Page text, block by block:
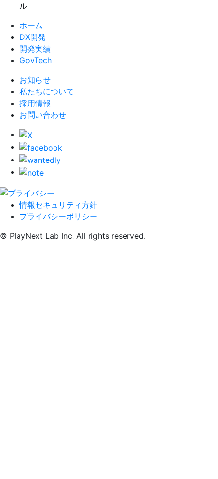
ル
ホーム
DX開発
開発実績
GovTech
お知らせ
私たちについて
採用情報
お問い合わせ
情報セキュリティ方針
プライバシーポリシー
© PlayNext Lab Inc. All rights reserved.